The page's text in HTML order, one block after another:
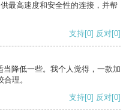
最高速度和安全性的连接，并帮
支持[0] 反对[0]
降低一些。我个人觉得，一款加
理。
支持[0] 反对[0]